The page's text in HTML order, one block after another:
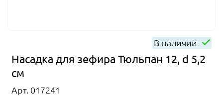
В наличии
Насадка для зефира Тюльпан 12, d 5,2
см
Арт. 017241